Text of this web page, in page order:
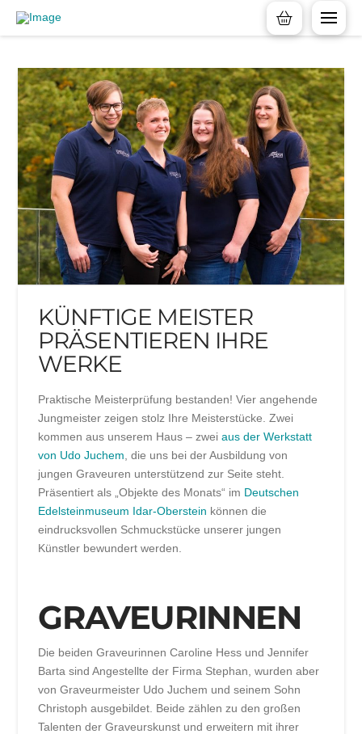
KÜNFTIGE MEISTER
PRÄSENTIEREN IHRE
WERKE
Praktische Meisterprüfung bestanden! Vier angehende
Jungmeister zeigen stolz Ihre Meisterstücke. Zwei
kommen aus unserem Haus – zweiaus der Werkstatt
von Udo Juchem , die uns bei der Ausbildung von
jungen Graveuren unterstützend zur Seite steht.
Präsentiert als „Objekte des Monats“ im Deutschen
Edelsteinmuseum Idar-Oberstein können die
eindrucksvollen Schmuckstücke unserer jungen
Künstler bewundert werden.
GRAVEURINNEN
Die beiden Graveurinnen Caroline Hess und Jennifer
Barta sind Angestellte der Firma Stephan, wurden aber
von Graveurmeister Udo Juchem und seinem Sohn
Christoph ausgebildet. Beide zählen zu den großen
Talenten der Graveurskunst und erweitern mit ihrer